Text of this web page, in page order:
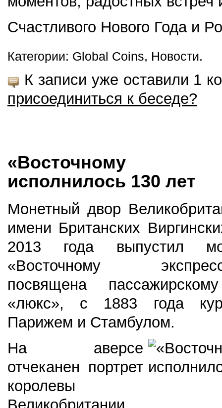
Счастливого Нового Года и
Категории: Global Coins, Новости.
К записи уже оставили 1
присоединиться к беседе?
«Восточному
исполнилось 130 лет
Монетный двор
имени Британских
2013 года выпустил
«Восточному
посвящена
«люкс», с 1883 года
Парижем и Стамбулом.
На аверсе
отчеканен портрет
королевы